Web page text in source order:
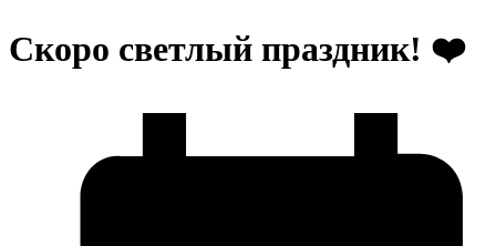
Скоро светлый праздник! ❤️